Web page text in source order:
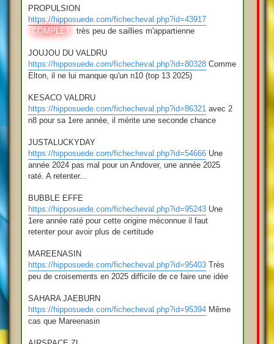
PROPULSION
https://hipposuede.com/fichecheval.php?id=43917
COMPLET
très peu de saillies m'appartienne
JOUJOU DU VALDRU
https://hipposuede.com/fichecheval.php?id=80328 Comme
Elton, il ne lui manque qu'un n10 (top 13 2025)
KESACO VALDRU
https://hipposuede.com/fichecheval.php?id=86321 avec 2
n8 pour sa 1ere année, il mérite une seconde chance
JUSTALUCKYDAY
https://hipposuede.com/fichecheval.php?id=54666 Une
année 2024 pas mal pour un Andover, une année 2025
raté. A retenter...
BUBBLE EFFE
https://hipposuede.com/fichecheval.php?id=95243 Une
1ere année raté pour cette origine méconnue il faut
retenter pour avoir plus de certitude
MAREENASIN
https://hipposuede.com/fichecheval.php?id=95403 Très
peu de croisements en 2025 difficile de ce faire une idée
SAHARA JAEBURN
https://hipposuede.com/fichecheval.php?id=95394 Même
cas que Mareenasin